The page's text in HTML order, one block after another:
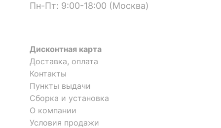
Пн-Пт: 9:00-18:00 (Москва)
Дисконтная карта
Доставка, оплата
Контакты
Пункты выдачи
Сборка и установка
О компании
Условия продажи